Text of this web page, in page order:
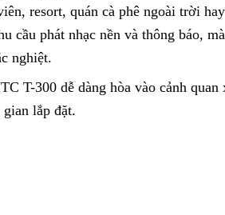
resort, quán cà phê ngoài trời
cầu phát nhạc nền và thông báo,
nghiệt.
T-300 dễ dàng hòa vào cảnh quan
lắp đặt.